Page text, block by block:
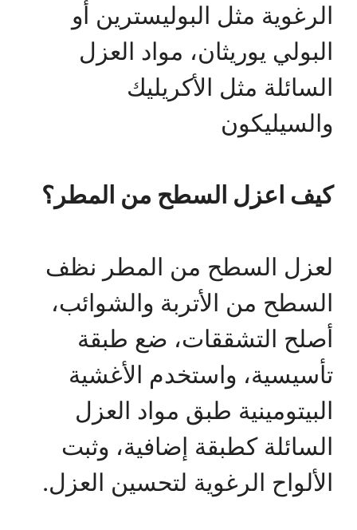
الرغوية مثل البوليسترين أو
البولي يوريثان، مواد العزل
السائلة مثل الأكريليك
والسيليكون
كيف اعزل السطح من المطر؟
لعزل السطح من المطر نظف
السطح من الأتربة والشوائب،
أصلح التشققات، ضع طبقة
تأسيسية، واستخدم الأغشية
البيتومينية طبق مواد العزل
السائلة كطبقة إضافية، وثبت
الألواح الرغوية لتحسين العزل.